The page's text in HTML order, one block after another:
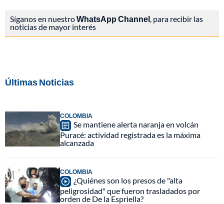
Síganos en nuestroWhatsApp Channel , para recibir las
noticias de mayor interés
Últimas Noticias
COLOMBIA
Se mantiene alerta naranja en volcán
Puracé: actividad registrada es la máxima
alcanzada
COLOMBIA
¿Quiénes son los presos de "alta
peligrosidad" que fueron trasladados por
orden de De la Espriella?